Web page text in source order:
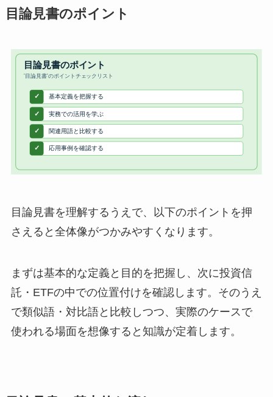
目論見書のポイント
目論見書を理解するうえで、以下のポイントを押
さえると全体像がつかみやすくなります。
まずは基本的な定義と目的を把握し、次に投資信
託・ETFの中での位置付けを確認します。そのうえ
で類似語・対比語と比較しつつ、実際のケースで
使われる場面を想像すると知識が定着します。